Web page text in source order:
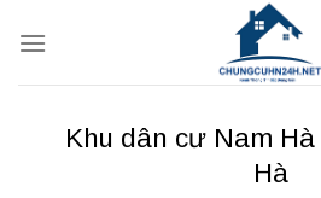
qua
Khu dân cư Nam
Hà